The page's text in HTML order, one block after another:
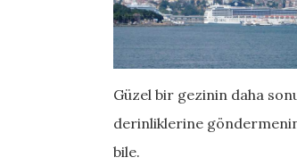
Güzel bir gezinin daha
derinliklerine
bile.